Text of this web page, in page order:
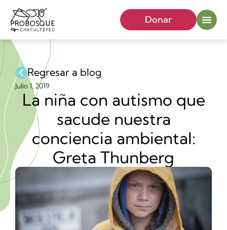
Donar
Regresar a blog
Julio 1, 2019
La niña con autismo que
sacude nuestra
conciencia ambiental:
Greta Thunberg